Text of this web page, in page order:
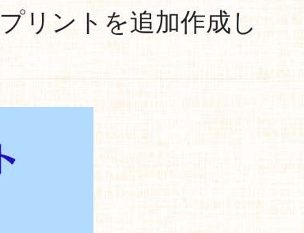
リントを追加作成し